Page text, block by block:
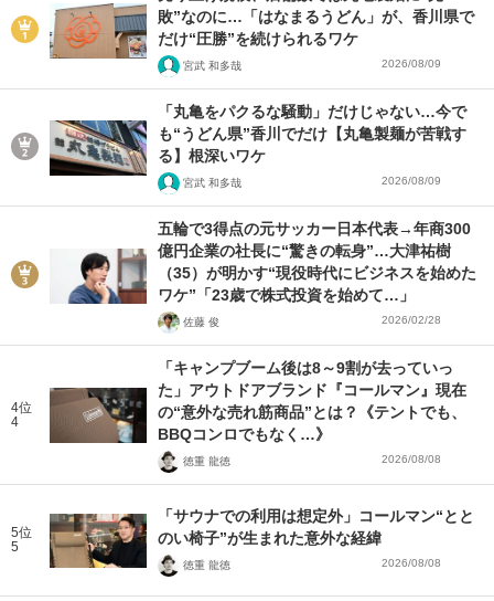
敗”なのに…「はなまるうどん」が、香川県で
だけ“圧勝”を続けられるワケ
宮武 和多哉 2026/08/09
「丸亀をパクるな騒動」だけじゃない…今で
も“うどん県”香川でだけ【丸亀製麺が苦戦す
る】根深いワケ
宮武 和多哉 2026/08/09
五輪で3得点の元サッカー日本代表→年商300
億円企業の社長に“驚きの転身”…大津祐樹
（35）が明かす“現役時代にビジネスを始めた
ワケ”「23歳で株式投資を始めて…」
佐藤 俊 2026/02/28
4位
4
「キャンプブーム後は8～9割が去っていっ
た」アウトドアブランド『コールマン』現在
の“意外な売れ筋商品”とは？《テントでも、
BBQコンロでもなく…》
徳重 龍徳 2026/08/08
5位
5
「サウナでの利用は想定外」コールマン“とと
のい椅子”が生まれた意外な経緯
徳重 龍徳 2026/08/08